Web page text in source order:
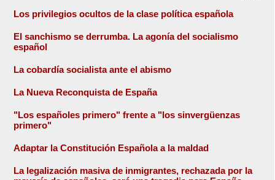
Los privilegios ocultos de la clase política española
El sanchismo se derrumba. La agonía del socialismo
español
La cobardía socialista ante el abismo
La Nueva Reconquista de España
"Los españoles primero" frente a "los sinvergüenzas
primero"
Adaptar la Constitución Española a la maldad
La legalización masiva de inmigrantes, rechazada por la